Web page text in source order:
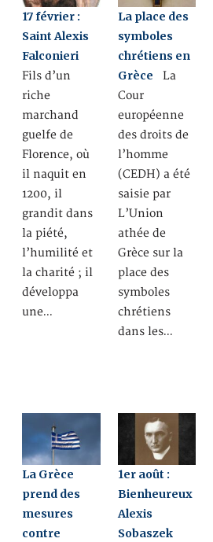
17 février :
Saint Alexis
Falconieri
Fils d’un
riche
marchand
guelfe de
Florence, où
il naquit en
1200, il
grandit dans
la piété,
l’humilité et
la charité ; il
développa
une…
La place des
symboles
chrétiens en
Grèce La
Cour
européenne
des droits de
l’homme
(CEDH) a été
saisie par
L’Union
athée de
Grèce sur la
place des
symboles
chrétiens
dans les…
La Grèce
prend des
mesures
contre
1er août :
Bienheureux
Alexis
Sobaszek